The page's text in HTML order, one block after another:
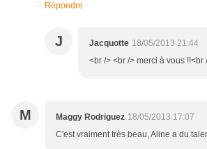
Répondre
J Jacquotte 18/05/2013 21:44
<br /> <br /> merci à vous !!<br
M Maggy Rodriguez 18/05/2013 17:07
C'est vraiment très beau, Aline a du